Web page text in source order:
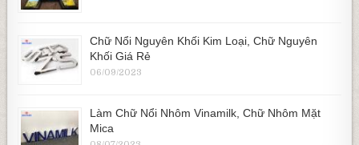
Chữ Nổi Nguyên Khối Kim Loại, Chữ Nguyên
Khối Giá Rẻ
06/09/2023
Làm Chữ Nổi Nhôm Vinamilk, Chữ Nhôm Mặt
Mica